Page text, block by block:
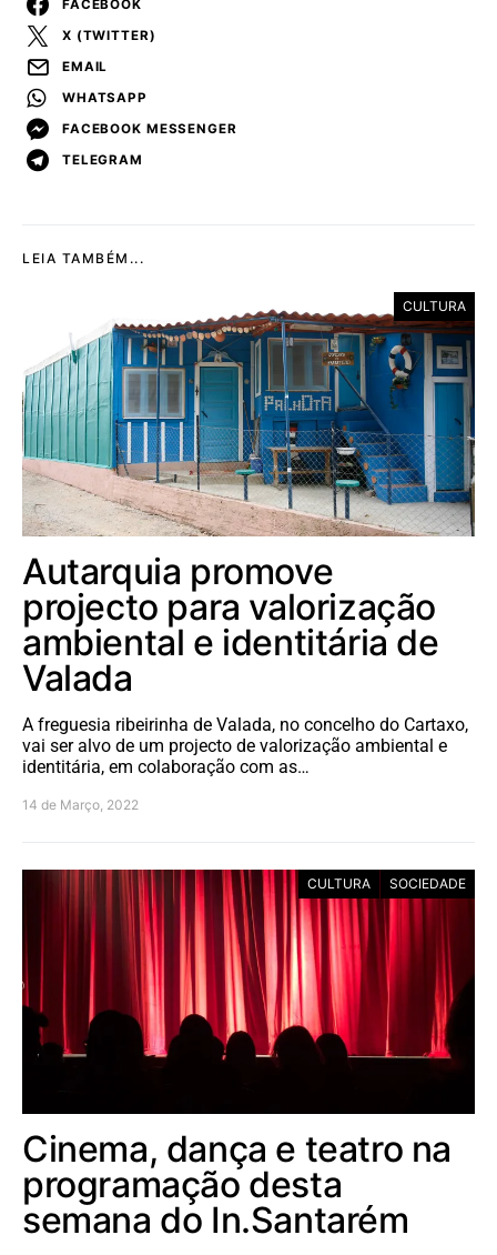
FACEBOOK
X (TWITTER)
EMAIL
WHATSAPP
FACEBOOK MESSENGER
TELEGRAM
LEIA TAMBÉM...
CULTURA
Autarquia promove
projecto para valorização
ambiental e identitária de
Valada
A freguesia ribeirinha de Valada, no concelho do Cartaxo,
vai ser alvo de um projecto de valorização ambiental e
identitária, em colaboração com as…
14 de Março, 2022
CULTURA SOCIEDADE
Cinema, dança e teatro na
programação desta
semana do In.Santarém